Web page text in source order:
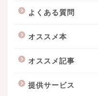
よくある質問
オススメ本
オススメ記事
提供サービス